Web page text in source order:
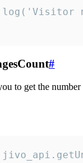
#
to get the number